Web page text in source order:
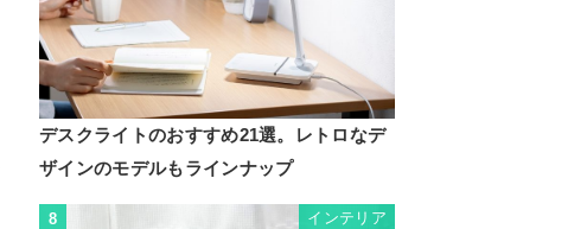
デスクライトのおすすめ21選。レトロなデ
ザインのモデルもラインナップ
8 インテリア